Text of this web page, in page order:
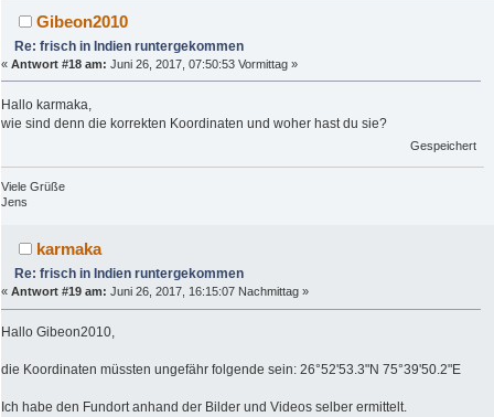
Gibeon2010
Re: frisch in Indien runtergekommen
« Antwort #18 am: Juni 26, 2017, 07:50:53 Vormittag »
Hallo karmaka,
wie sind denn die korrekten Koordinaten und woher hast du sie?
Gespeichert
Viele Grüße
Jens
karmaka
Re: frisch in Indien runtergekommen
« Antwort #19 am: Juni 26, 2017, 16:15:07 Nachmittag »
Hallo Gibeon2010,
die Koordinaten müssten ungefähr folgende sein: 26°52'53.3"N 75°39'50.2"E
Ich habe den Fundort anhand der Bilder und Videos selber ermittelt.